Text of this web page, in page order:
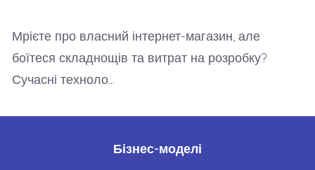
Мрієте про власний інтернет-магазин, але
боїтеся складнощів та витрат на розробку?
Сучасні техноло…
Бізнес-моделі